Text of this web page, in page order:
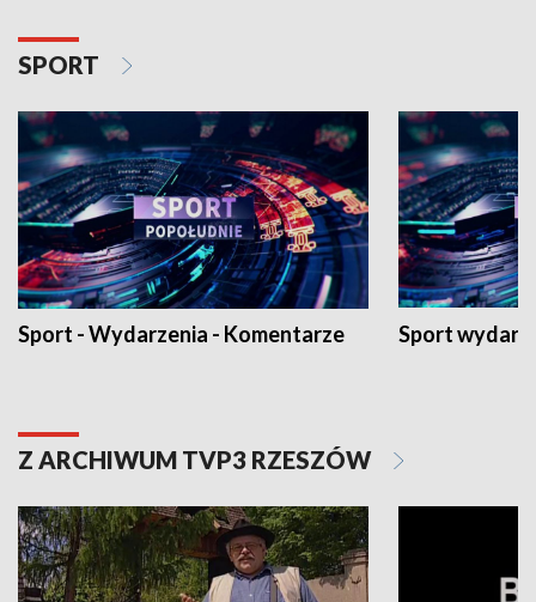
SPORT
Sport - Wydarzenia - Komentarze Sport
Z ARCHIWUM TVP3 RZESZÓW